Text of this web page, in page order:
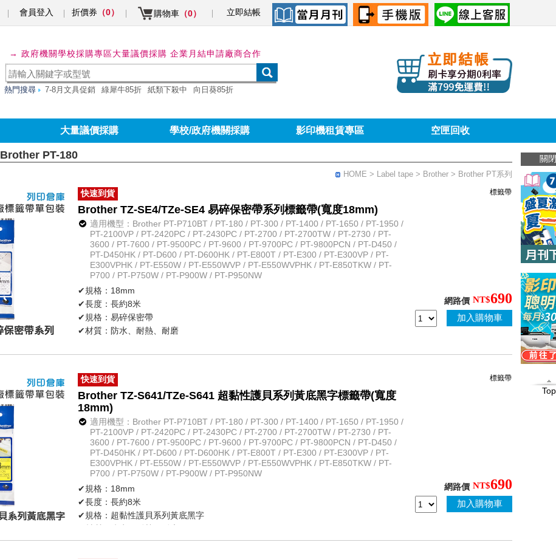
會員登入 折價券 （0） 購物車 （0） 立即結帳
關閉
Top
→ 政府機關學校採購專區大量議價採購 企業月結申請廠商合作
熱門搜尋 7-8月文具促銷 綠犀牛85折 紙類下殺中 向日葵85折
大量議價採購 學校/政府機關採購 影印機租賃專區 空匣回收
Brother PT-180
HOME > Label tape > Brother > Brother PT系列
快速到貨
Brother TZ-SE4/TZe-SE4 易碎保密帶系列標籤帶(寬度18mm)
適用機型：Brother PT-P710BT / PT-180 / PT-300 / PT-1400 / PT-1650 / PT-1950 /
PT-2100VP / PT-2420PC / PT-2430PC / PT-2700 / PT-2700TW / PT-2730 / PT-
3600 / PT-7600 / PT-9500PC / PT-9600 / PT-9700PC / PT-9800PCN / PT-D450 /
PT-D450HK / PT-D600 / PT-D600HK / PT-E800T / PT-E300 / PT-E300VP / PT-
E300VPHK / PT-E550W / PT-E550WVP / PT-E550WVPHK / PT-E850TKW / PT-
P700 / PT-P750W / PT-P900W / PT-P950NW
✔規格：18mm
✔長度：長約8米
✔規格：易碎保密帶
✔材質：防水、耐熱、耐磨
✔原廠公司貨
標籤帶
網路價 NT$690
加入購物車
快速到貨
Brother TZ-S641/TZe-S641 超黏性護貝系列黃底黑字標籤帶(寬度
18mm)
適用機型：Brother PT-P710BT / PT-180 / PT-300 / PT-1400 / PT-1650 / PT-1950 /
PT-2100VP / PT-2420PC / PT-2430PC / PT-2700 / PT-2700TW / PT-2730 / PT-
3600 / PT-7600 / PT-9500PC / PT-9600 / PT-9700PC / PT-9800PCN / PT-D450 /
PT-D450HK / PT-D600 / PT-D600HK / PT-E800T / PT-E300 / PT-E300VP / PT-
E300VPHK / PT-E550W / PT-E550WVP / PT-E550WVPHK / PT-E850TKW / PT-
P700 / PT-P750W / PT-P900W / PT-P950NW
✔規格：18mm
✔長度：長約8米
✔規格：超黏性護貝系列黃底黑字
✔不怕紫外線、化學藥品
標籤帶
網路價 NT$690
加入購物車